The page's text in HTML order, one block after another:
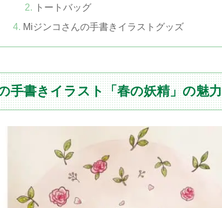
トートバッグ
Miジンコさんの手書きイラストグッズ
手書きイラスト「春の妖精」の魅力